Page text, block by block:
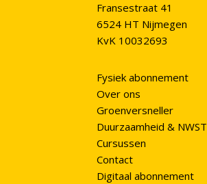
Fransestraat 41
6524 HT Nijmegen
KvK 10032693
Fysiek abonnement
Over ons
Groenversneller
Duurzaamheid & NWST
Cursussen
Contact
Digitaal abonnement